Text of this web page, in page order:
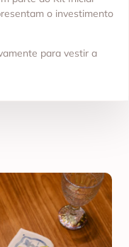
o investimento
para vestir a